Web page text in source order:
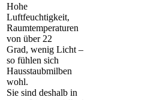
Hohe
Luftfeuchtigkeit,
Raumtemperaturen
von über 22
Grad, wenig Licht –
so fühlen sich
Hausstaubmilben
wohl.
Sie sind deshalb in